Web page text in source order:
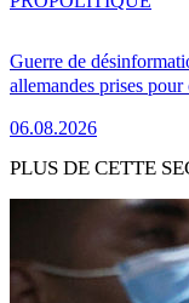
Guerre de
allemandes prises pour
06.08.2026
PLUS DE CETTE